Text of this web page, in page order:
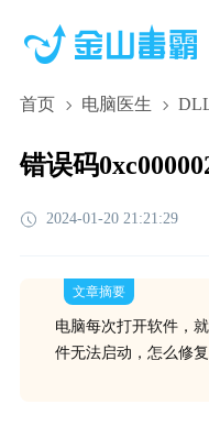
首页 电脑医生
错误码
2024-01-20 21:21:29
文章摘要
电脑每次打开软件，
件无法启动，怎么修复